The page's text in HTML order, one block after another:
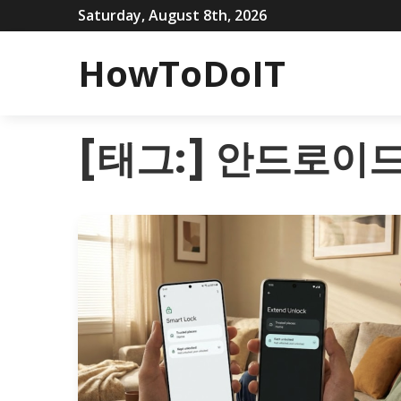
Saturday, August 8th, 2026
HowToDoIT
[태그:] 안드로이